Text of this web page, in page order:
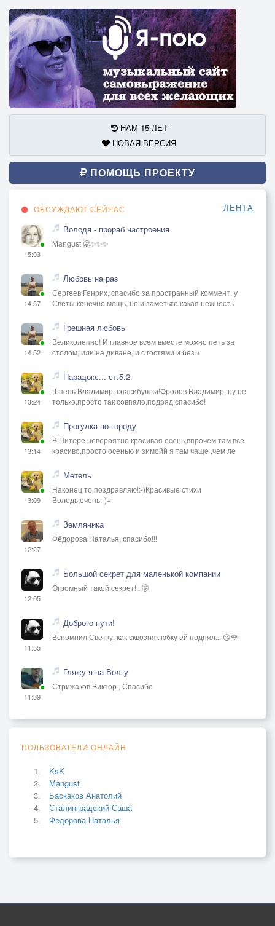
НАМ 15 ЛЕТ
НОВАЯ ВЕРСИЯ
ПОМОЩЬ ПРОЕКТУ
ОБСУЖДАЮТ СЕЙЧАС ЛЕНТА
15:03
Володя - прораб настроения
Mangust 🤗✨✨✨
14:57
Любовь на раз
Сергеев Генрих, спасибо за пространный коммент, у
Светы конечно мощь, но и заметьте какая нежность
14:52
Грешная любовь
Великолепно! И главное всем вместе можно петь за
столом, или на диване, и с гостями и без +
13:24
Парадокс... ст.5.2
Шпень Владимир, спасибушки!Фролов Владимир, ну не
только,просто так совпало,подряд,спасибо!
13:14
Прогулка по городу
В Питере невероятно красивая осень,впрочем там все
красиво,просто осенью и зимойй я там чаще ,чем ле
13:09
Метель
Наконец то,поздравляю!:-)Красивые стихи
Володь,очень:-)+
12:27
Земляника
Фёдорова Наталья, спасибо!!!
12:05
Большой секрет для маленькой компании
Огромный такой секрет!.. 🤫
11:55
Доброго пути!
Вспомнил Светку, как сквозняк юбку ей поднял... 😘🌹
11:39
Гляжу я на Волгу
Стрижаков Виктор , Спасибо
ПОЛЬЗОВАТЕЛИ ОНЛАЙН
KsK
Mangust
Баскаков Анатолий
Сталинградский Саша
Фёдорова Наталья